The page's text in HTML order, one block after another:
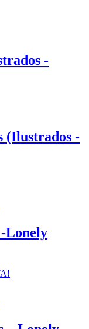
-
(Ilustrados -
Lonely